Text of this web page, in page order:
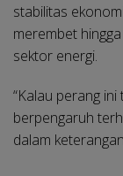
stabilitas
merembet
sektor energi.
“Kalau perang
berpengaruh
dalam